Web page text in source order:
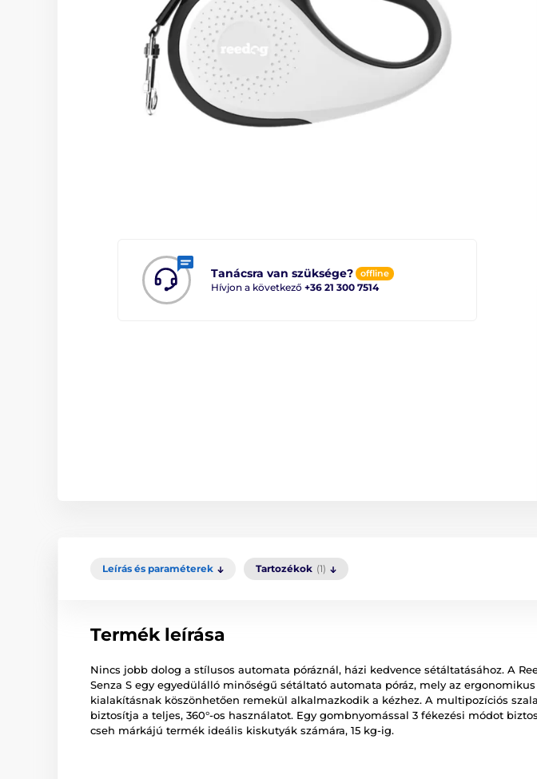
Tanácsra van szüksége? offline
Hívjon a következő +36 21 300 7514
Leírás és paraméterek Tartozékok (1)
Termék leírása
Nincs jobb dolog a stílusos automata póráznál, házi kedvence sétáltatásához. A
Senza S egy egyedülálló minőségű sétáltató automata póráz, mely az ergonomikus
kialakításnak köszönhetően remekül alkalmazkodik a kézhez. A multipozíciós
biztosítja a teljes, 360°-os használatot. Egy gombnyomással 3 fékezési módot
cseh márkájú termék ideális kiskutyák számára, 15 kg-ig.